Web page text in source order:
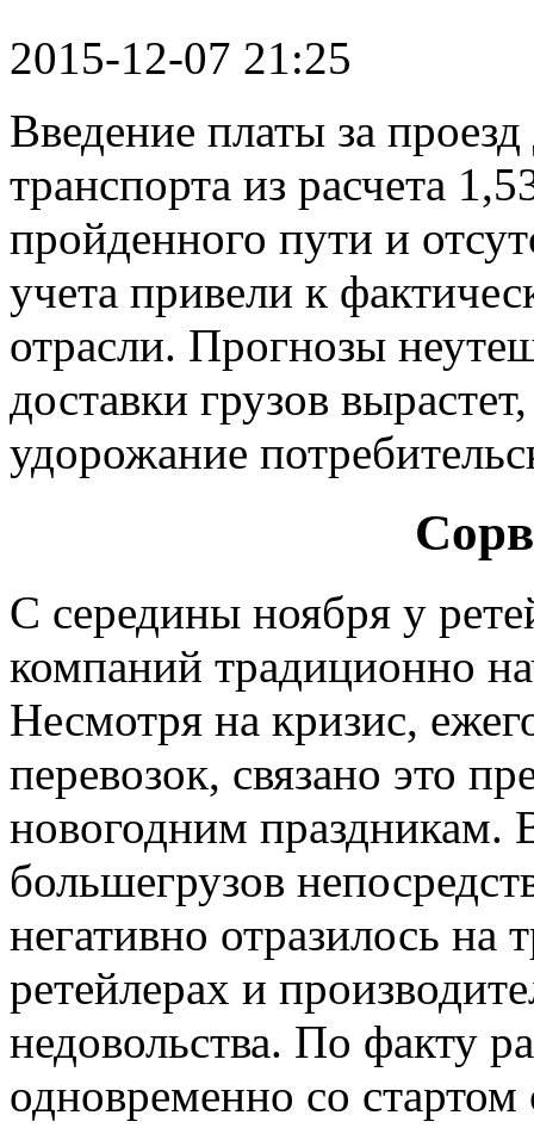
2015-12-07 21:25
Введение платы за
транспорта из расчета
пройденного пути и
учета привели к
отрасли. Прогнозы
доставки грузов
удорожание
С середины ноября у
компаний традиционно
Несмотря на кризис,
перевозок, связано это
новогодним праздникам.
большегрузов
негативно отразилось
ретейлерах и
недовольства. По факту
одновременно со